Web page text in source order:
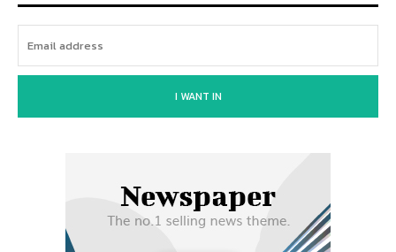
I WANT IN